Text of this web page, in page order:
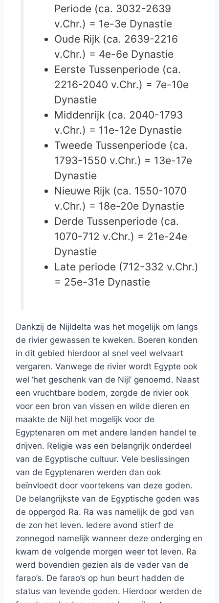
Periode (ca. 3032-2639
v.Chr.) = 1e-3e Dynastie
Oude Rijk (ca. 2639-2216
v.Chr.) = 4e-6e Dynastie
Eerste Tussenperiode (ca.
2216-2040 v.Chr.) = 7e-10e
Dynastie
Middenrijk (ca. 2040-1793
v.Chr.) = 11e-12e Dynastie
Tweede Tussenperiode (ca.
1793-1550 v.Chr.) = 13e-17e
Dynastie
Nieuwe Rijk (ca. 1550-1070
v.Chr.) = 18e-20e Dynastie
Derde Tussenperiode (ca.
1070-712 v.Chr.) = 21e-24e
Dynastie
Late periode (712-332 v.Chr.)
= 25e-31e Dynastie
Dankzij de Nijldelta was het mogelijk om langs
de rivier gewassen te kweken. Boeren konden
in dit gebied hierdoor al snel veel welvaart
vergaren. Vanwege de rivier wordt Egypte ook
wel ‘het geschenk van de Nijl’ genoemd. Naast
een vruchtbare bodem, zorgde de rivier ook
voor een bron van vissen en wilde dieren en
maakte de Nijl het mogelijk voor de
Egyptenaren om met andere landen handel te
drijven. Religie was een belangrijk onderdeel
van de Egyptische cultuur. Vele beslissingen
van de Egyptenaren werden dan ook
beïnvloedt door voortekens van deze goden.
De belangrijkste van de Egyptische goden was
de oppergod Ra. Ra was namelijk de god van
de zon het leven. Iedere avond stierf de
zonnegod namelijk wanneer deze onderging en
kwam de volgende morgen weer tot leven. Ra
werd bovendien gezien als de vader van de
farao’s. De farao’s op hun beurt hadden de
status van levende goden. Hierdoor werden de